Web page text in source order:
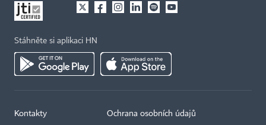
Stáhněte si aplikaci HN
Kontakty Ochrana osobních údajů